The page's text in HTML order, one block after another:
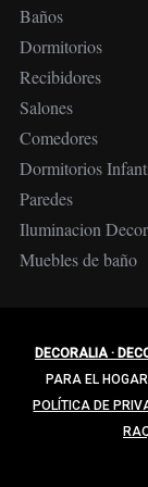
i
ó
n
d
e
e
n
t
r
Baños
Dormitorios
Recibidores
Salones
Comedores
Dormitorios
Paredes
Iluminacion
Muebles de baño
DECORALIA ·
PARA EL HOGAR
POLÍTICA DE